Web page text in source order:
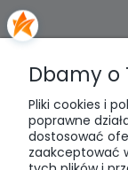
Dbamy o
Pliki cookies i
poprawne
dostosować
zaakceptować